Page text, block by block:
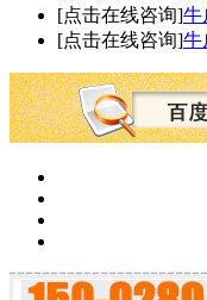
[点击在线咨询]牛
[点击在线咨询]牛